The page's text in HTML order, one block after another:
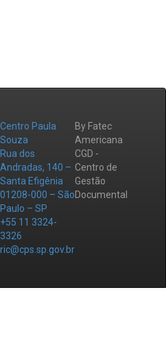
Centro Paula
Souza
Rua dos
Andradas, 140 –
Santa Efigênia
01208-000 – São
Paulo – SP
+55 11 3324-
3326
ric@cps.sp.gov.br
By Fatec
Americana
CGD -
Centro de
Gestão
Documental